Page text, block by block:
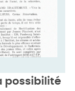
possibilité